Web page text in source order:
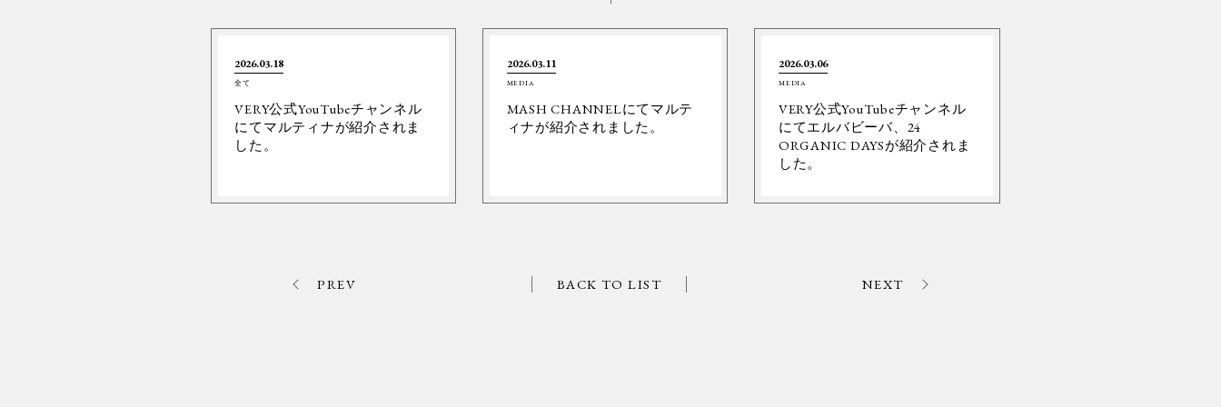
2026.03.18
全て
VERY公式YouTubeチャンネル
にてマルティナが紹介されま
した。
2026.03.11
MEDIA
MASH CHANNELにてマルテ
ィナが紹介されました。
2026.03.06
MEDIA
VERY公式YouTubeチャンネル
にてエルバビーバ、24
ORGANIC DAYSが紹介されま
した。
PREV BACK TO LIST NEXT